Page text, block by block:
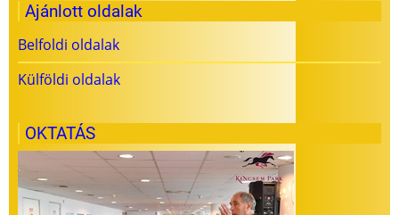
Ajánlott oldalak
Belfoldi oldalak
Külföldi oldalak
OKTATÁS